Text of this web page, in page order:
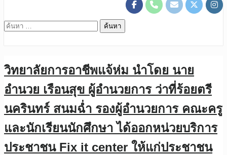
ค้นหา
วิทยาลัยการอาชีพแจ้ห่ม นำโดย นาย
อำนวย เรือนสุข ผู้อำนวยการ ว่าที่ร้อยตรี
นครินทร์ สนมฉ่ำ รองผู้อำนวยการ คณะครู
และนักเรียนนักศึกษา ได้ออกหน่วยบริการ
ประชาชน Fix it center ให้แก่ประชาชน